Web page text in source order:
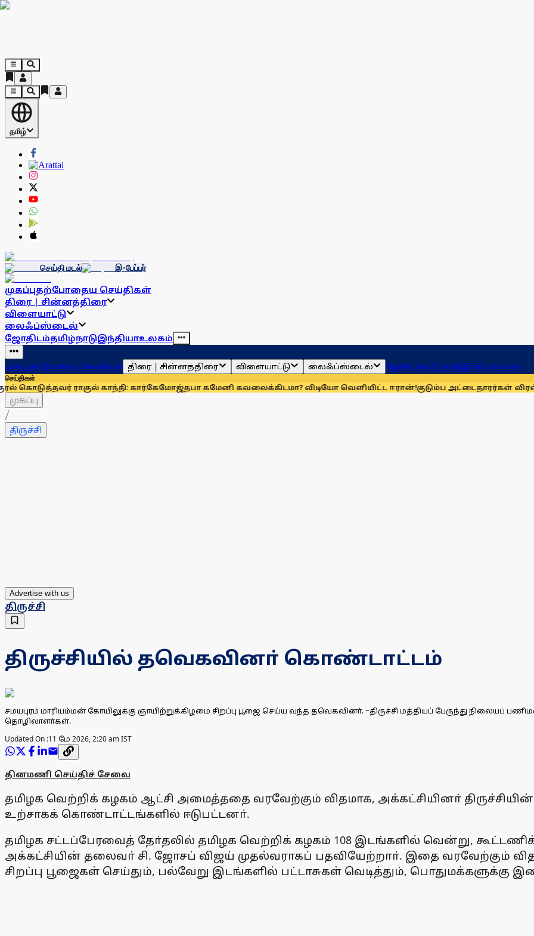
தமிழ்
செய்தி மடல் இ-பேப்பர்
முகப்புதற்போதைய செய்திகள்
திரை | சின்னத்திரை
விளையாட்டு
லைஃப்ஸ்டைல்
ஜோதிடம்தமிழ்நாடுஇந்தியாஉலகம்
முகப்புதற்போதைய செய்திகள் திரை | சின்னத்திரை விளையாட்டு லைஃப்ஸ்டைல் ஜோதிடம்தமிழ்நாடுஇந்தியாஉலகம்
செய்திகள்
ராகுல் காந்தி: கார்கேமோஜ்தபா கமேனி கவலைக்கிடமா? விடியோ வெளியிட்ட ஈரான்!குடும்ப அட்டைதாரர்கள் விரல்ரேகை
முகப்பு
/
திருச்சி
Advertise with us
திருச்சி
திருச்சியில் தவெகவினா் கொண்டாட்டம்
சமயபுரம் மாரியம்மன் கோயிலுக்கு ஞாயிற்றுக்கிழமை சிறப்பு பூஜை செய்ய வந்த தவெகவினா். ~திருச்சி மத்தியப் பேருந்து நிலையப்
தொழிலாளா்கள்.
Updated On :11 மே 2026, 2:20 am IST
தினமணி செய்திச் சேவை
தமிழக வெற்றிக் கழகம் ஆட்சி அமைத்ததை வரவேற்கும் விதமாக, அக்கட்சியினா்
உற்சாகக் கொண்டாட்டங்களில் ஈடுபட்டனா்.
தமிழக சட்டப்பேரவைத் தோ்தலில் தமிழக வெற்றிக் கழகம் 108 இடங்களில் வென்று,
அக்கட்சியின் தலைவா் சி. ஜோசப் விஜய் முதல்வராகப் பதவியேற்றாா். இதை வரவேற்கும்
சிறப்பு பூஜைகள் செய்தும், பல்வேறு இடங்களில் பட்டாசுகள் வெடித்தும், பொதுமக்களுக்கு